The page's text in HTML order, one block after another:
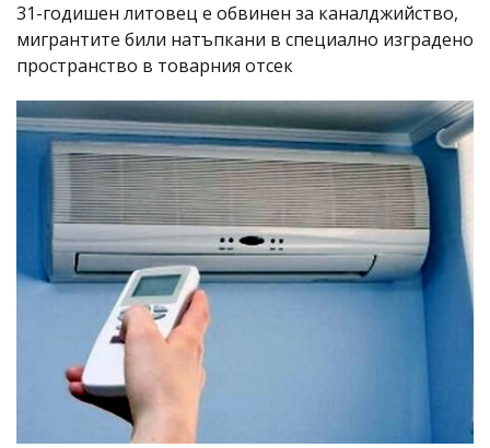
31-годишен литовец е обвинен за каналджийство,
мигрантите били натъпкани в специално изградено
пространство в товарния отсек